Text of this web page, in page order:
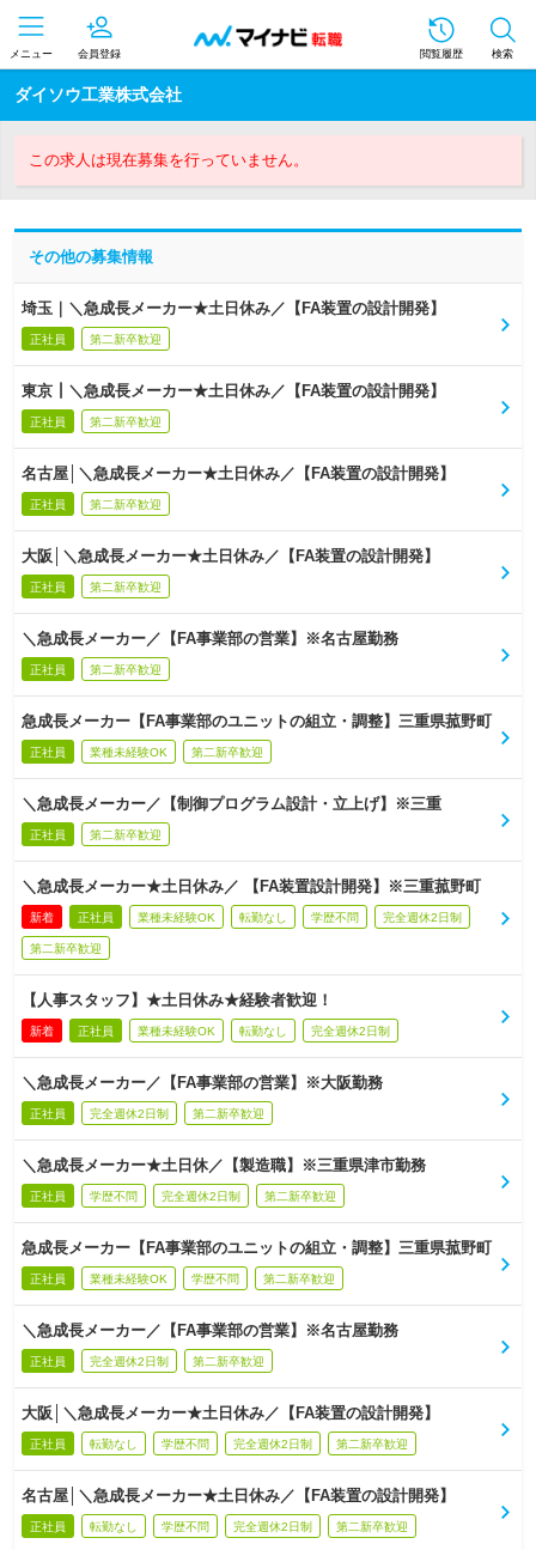
メニュー 会員登録 閲覧履歴 検索
ダイソウ工業株式会社
この求人は現在募集を行っていません。
その他の募集情報
埼玉｜＼急成長メーカー★土日休み／【FA装置の設計開発】
正社員 第二新卒歓迎
東京┃＼急成長メーカー★土日休み／【FA装置の設計開発】
正社員 第二新卒歓迎
名古屋│＼急成長メーカー★土日休み／【FA装置の設計開発】
正社員 第二新卒歓迎
大阪│＼急成長メーカー★土日休み／【FA装置の設計開発】
正社員 第二新卒歓迎
＼急成長メーカー／【FA事業部の営業】※名古屋勤務
正社員 第二新卒歓迎
急成長メーカー【FA事業部のユニットの組立・調整】三重県菰野町
正社員 業種未経験OK 第二新卒歓迎
＼急成長メーカー／【制御プログラム設計・立上げ】※三重
正社員 第二新卒歓迎
＼急成長メーカー★土日休み／ 【FA装置設計開発】※三重菰野町
新着 正社員 業種未経験OK 転勤なし 学歴不問 完全週休2日制
第二新卒歓迎
【人事スタッフ】★土日休み★経験者歓迎！
新着 正社員 業種未経験OK 転勤なし 完全週休2日制
＼急成長メーカー／【FA事業部の営業】※大阪勤務
正社員 完全週休2日制 第二新卒歓迎
＼急成長メーカー★土日休／【製造職】※三重県津市勤務
正社員 学歴不問 完全週休2日制 第二新卒歓迎
急成長メーカー【FA事業部のユニットの組立・調整】三重県菰野町
正社員 業種未経験OK 学歴不問 第二新卒歓迎
＼急成長メーカー／【FA事業部の営業】※名古屋勤務
正社員 完全週休2日制 第二新卒歓迎
大阪│＼急成長メーカー★土日休み／【FA装置の設計開発】
正社員 転勤なし 学歴不問 完全週休2日制 第二新卒歓迎
名古屋│＼急成長メーカー★土日休み／【FA装置の設計開発】
正社員 転勤なし 学歴不問 完全週休2日制 第二新卒歓迎